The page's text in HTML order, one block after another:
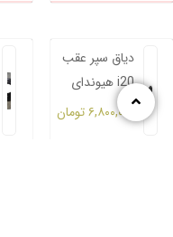
دیاق سپر عقب
هیوندای i20
۶,۸۰۰,۰۰۰تومان